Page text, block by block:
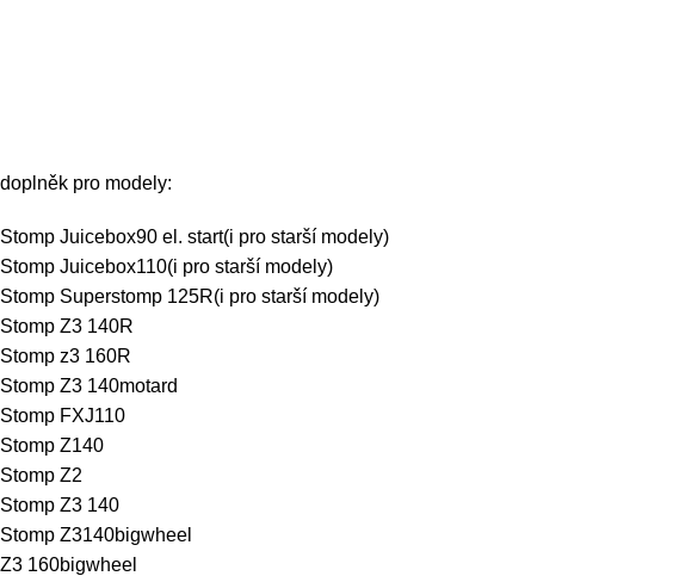
doplněk pro modely:
Stomp Juicebox90 el. start(i pro starší modely)
Stomp Juicebox110(i pro starší modely)
Stomp Superstomp 125R(i pro starší modely)
Stomp Z3 140R
Stomp z3 160R
Stomp Z3 140motard
Stomp FXJ110
Stomp Z140
Stomp Z2
Stomp Z3 140
Stomp Z3140bigwheel
Z3 160bigwheel